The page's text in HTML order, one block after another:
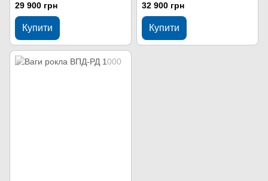
29 900 грн
Купити
32 900 грн
Купити